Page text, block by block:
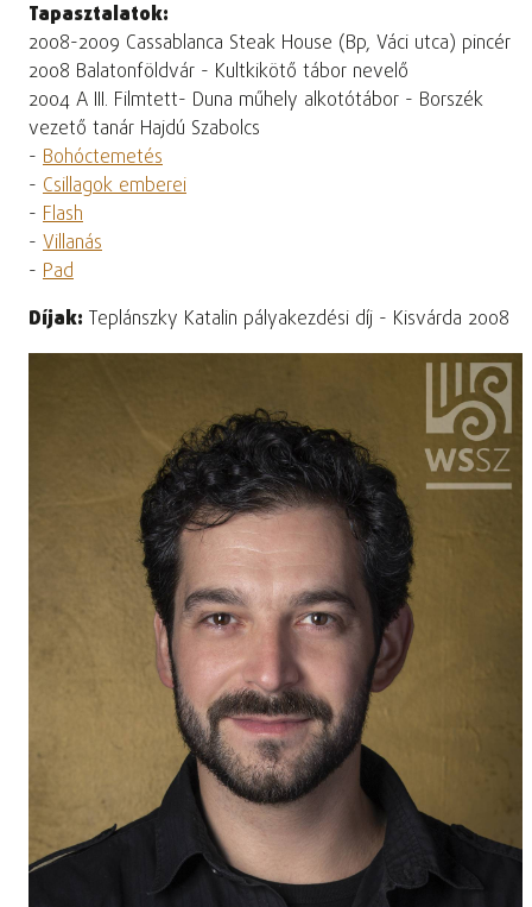
Tapasztalatok:
2008-2009 Cassablanca Steak House (Bp, Váci utca) pincér
2008 Balatonföldvár - Kultkikötő tábor nevelő
2004 A III. Filmtett- Duna műhely alkotótábor - Borszék
vezető tanár Hajdú Szabolcs
- Bohóctemetés
- Csillagok emberei
- Flash
- Villanás
- Pad
Díjak: Teplánszky Katalin pályakezdési díj - Kisvárda 2008